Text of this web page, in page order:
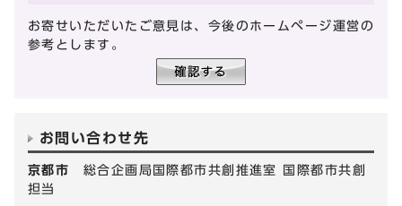
お寄せいただいたご意見は、今後のホームページ運営の
参考とします。
お問い合わせ先
京都市 総合企画局国際都市共創推進室 国際都市共創
担当